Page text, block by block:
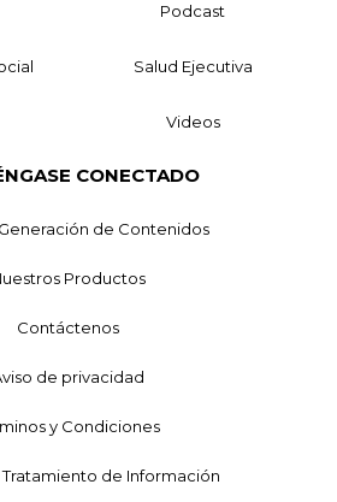
Podcast
Salud Ejecutiva
Videos
CONECTADO
de Contenidos
Productos
Contáctenos
de privacidad
y Condiciones
de Información